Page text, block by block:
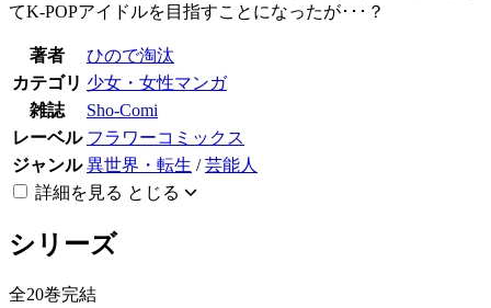
てK-POPアイドルを目指すことになったが･･･？
著者
ひので淘汰
カテゴリ 少女・女性マンガ
雑誌
Sho-Comi
レーベル フラワーコミックス
ジャンル 異世界・転生 /芸能人
詳細を見る とじる
シリーズ
全20巻完結